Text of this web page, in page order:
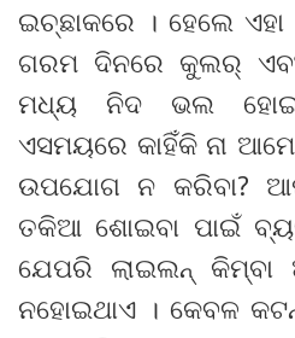
ଇଚ୍ଛାକରେ । ହେଲେ
ଗରମ ଦିନରେ କୁଲର୍
ମଧ୍ୟ ନିଦ ଭଲ
ଏସମୟରେ କାହିଁକି ନା
ଉପଯୋଗ ନ କରିବା?
ତକିଆ ଶୋଇବା ପାଇଁ
ଯେପରି ଲାଇଲନ୍
ନହୋଇଥାଏ । କେବଳ